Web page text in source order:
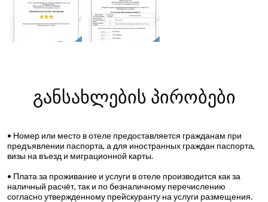
განსახლების პირობები
• Номер или место в отеле предоставляется гражданам при
предъявлении паспорта, а для иностранных граждан паспорта,
визы на въезд и миграционной карты.
• Плата за проживание и услуги в отеле производится как за
наличный расчёт, так и по безналичному перечислению
согласно утвержденному прейскуранту на услуги размещения.